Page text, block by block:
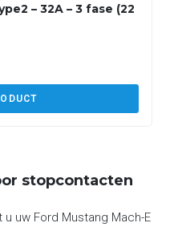
– 32A – 3 fase (22
stopcontacten
uw Ford Mustang Mach-E